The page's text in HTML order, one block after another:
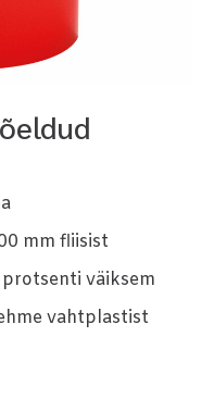
mm fliisist
väiksem
vahtplastist